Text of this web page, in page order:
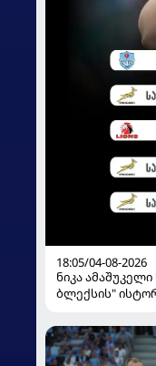
18:05/04-08-2026
ნიკა
ბლექსის"